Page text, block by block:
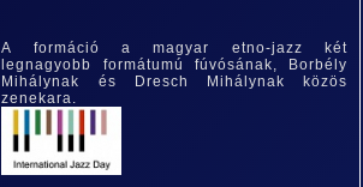
A formáció a magyar etno-jazz két
legnagyobb formátumú fúvósának, Borbély
Mihálynak és Dresch Mihálynak közös
zenekara.